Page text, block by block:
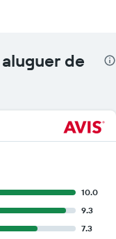
de
10.0
9.3
7.3